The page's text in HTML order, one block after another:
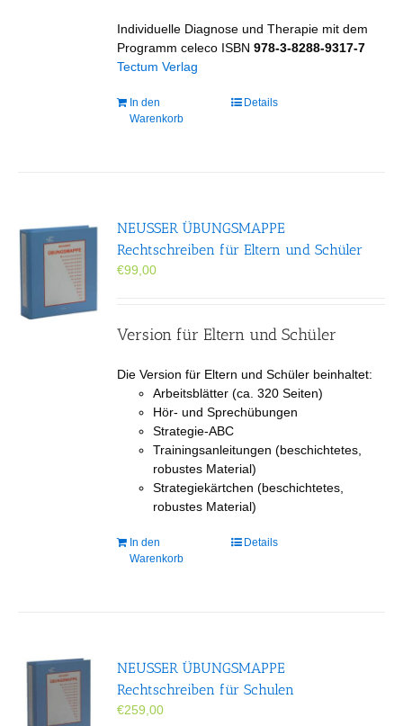
Individuelle Diagnose und Therapie mit dem
Programm celeco ISBN 978-3-8288-9317-7
Tectum Verlag
In den
Warenkorb
Details
NEUSSER ÜBUNGS­MAPPE
Rechtschreiben für Eltern und Schüler
€99,00
Version für Eltern und Schüler
Die Version für Eltern und Schüler beinhaltet:
Arbeitsblätter (ca. 320 Seiten)
Hör- und Sprechübungen
Strategie-ABC
Trainingsanleitungen (beschichtetes,
robustes Material)
Strategiekärtchen (beschichtetes,
robustes Material)
In den
Warenkorb
Details
NEUSSER ÜBUNGS­MAPPE
Rechtschreiben für Schulen
€259,00